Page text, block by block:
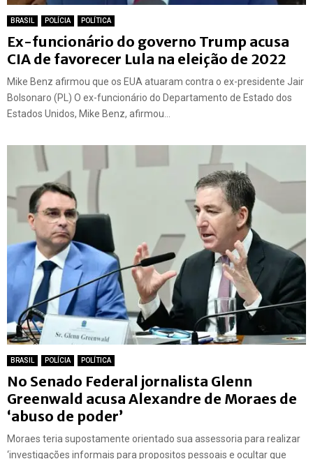
BRASIL POLÍCIA POLÍTICA
Ex-funcionário do governo Trump acusa
CIA de favorecer Lula na eleição de 2022
Mike Benz afirmou que os EUA atuaram contra o ex-presidente Jair
Bolsonaro (PL) O ex-funcionário do Departamento de Estado dos
Estados Unidos, Mike Benz, afirmou...
BRASIL POLÍCIA POLÍTICA
No Senado Federal jornalista Glenn
Greenwald acusa Alexandre de Moraes de
‘abuso de poder’
Moraes teria supostamente orientado sua assessoria para realizar
‘investigações informais para propositos pessoais e ocultar que